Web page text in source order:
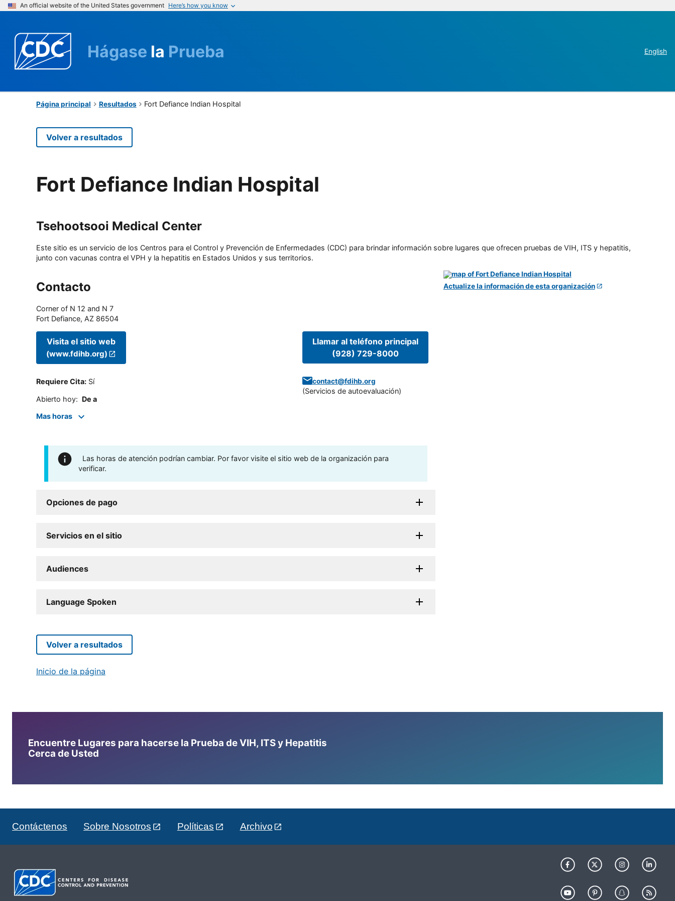
An official website of the United States government Here’s how you know
Hágase la Prueba English
Página principal Resultados Fort Defiance Indian Hospital
Volver a resultados
Fort Defiance Indian Hospital
Tsehootsooi Medical Center
Este sitio es un servicio de los Centros para el Control y Prevención de Enfermedades (CDC) para brindar información sobre lugares que ofrecen pruebas de VIH, ITS y hepatitis,
junto con vacunas contra el VPH y la hepatitis en Estados Unidos y sus territorios.
Contacto
Corner of N 12 and N 7
Fort Defiance, AZ 86504
Visita el sitio web
(www.fdihb.org)
Requiere Cita: Sí
Abierto hoy: De a
Mas horas
Llamar al teléfono principal
(928) 729-8000
contact@fdihb.org
(Servicios de autoevaluación)
Las horas de atención podrían cambiar. Por favor visite el sitio web de la organización para
verificar.
Opciones de pago
Servicios en el sitio
Audiences
Language Spoken
Actualize la información de esta organización
Volver a resultados
Inicio de la página
Encuentre Lugares para hacerse la Prueba de VIH, ITS y Hepatitis
Cerca de Usted
Contáctenos Sobre Nosotros Políticas Archivo